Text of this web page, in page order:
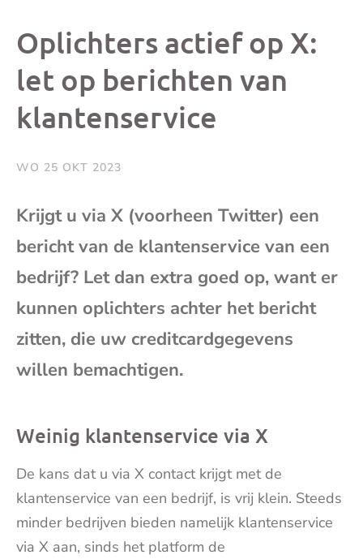
Oplichters actief op X:
let op berichten van
klantenservice
WO 25 OKT 2023
Krijgt u via X (voorheen Twitter) een
bericht van de klantenservice van een
bedrijf? Let dan extra goed op, want er
kunnen oplichters achter het bericht
zitten, die uw creditcardgegevens
willen bemachtigen.
Weinig klantenservice via X
De kans dat u via X contact krijgt met de
klantenservice van een bedrijf, is vrij klein. Steeds
minder bedrijven bieden namelijk klantenservice
via X aan, sinds het platform de